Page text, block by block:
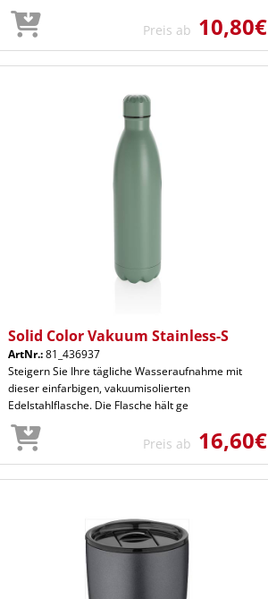
Preis ab 10,80€
Solid Color Vakuum Stainless-S
ArtNr.:81_436937
Steigern Sie Ihre tägliche Wasseraufnahme mit
dieser einfarbigen, vakuumisolierten
Edelstahlflasche. Die Flasche hält ge
Preis ab 16,60€